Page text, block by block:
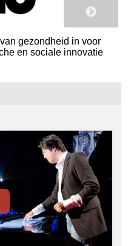
over mediawijsheid
in de zorg